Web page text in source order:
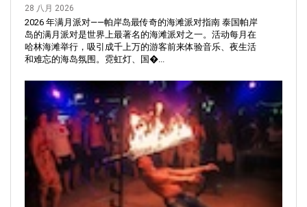
28 八月 2026
2026 年满月派对——帕岸岛最传奇的海滩派对指南 泰国帕岸
岛的满月派对是世界上最著名的海滩派对之一。活动每月在
哈林海滩举行，吸引成千上万的游客前来体验音乐、夜生活
和难忘的海岛氛围。霓虹灯、国�...